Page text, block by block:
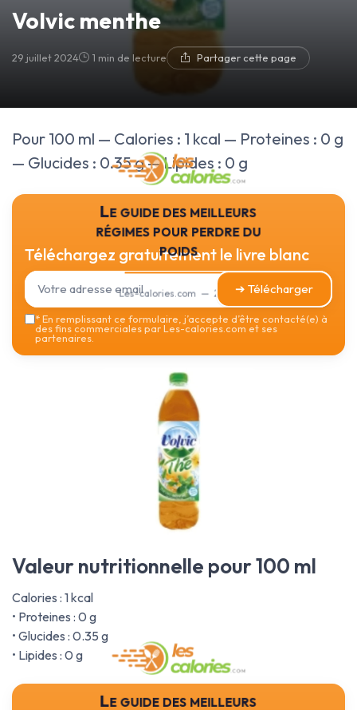
Volvic menthe
29 juillet 2024 1 min de lecture Partager cette page
Pour 100 ml — Calories : 1 kcal — Proteines : 0 g
— Glucides : 0.35 g — Lipides : 0 g
Le guide des meilleurs
régimes pour perdre du
poids
Les-calories.com — 2026
Téléchargez gratuitement le livre blanc
➔ Télécharger
*En remplissant ce formulaire, j’accepte d’être contacté(e) à
des fins commerciales par Les-calories.com et ses
partenaires.
Valeur nutritionnelle pour 100 ml
Calories : 1 kcal
• Proteines : 0 g
• Glucides : 0.35 g
• Lipides : 0 g
Le guide des meilleurs